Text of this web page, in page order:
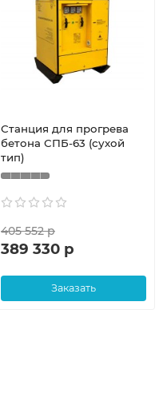
Станция для прогрева
бетона СПБ-63 (сухой
тип)
405 552 р
389 330 р
Заказать